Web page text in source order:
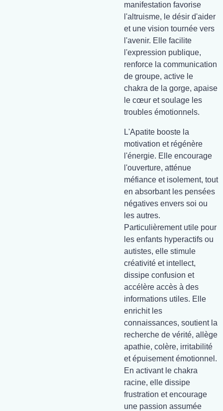
manifestation favorise
l'altruisme, le désir d'aider
et une vision tournée vers
l'avenir. Elle facilite
l'expression publique,
renforce la communication
de groupe, active le
chakra de la gorge, apaise
le cœur et soulage les
troubles émotionnels.
L'Apatite booste la
motivation et régénère
l'énergie. Elle encourage
l'ouverture, atténue
méfiance et isolement, tout
en absorbant les pensées
négatives envers soi ou
les autres.
Particulièrement utile pour
les enfants hyperactifs ou
autistes, elle stimule
créativité et intellect,
dissipe confusion et
accélère accès à des
informations utiles. Elle
enrichit les
connaissances, soutient la
recherche de vérité, allège
apathie, colère, irritabilité
et épuisement émotionnel.
En activant le chakra
racine, elle dissipe
frustration et encourage
une passion assumée